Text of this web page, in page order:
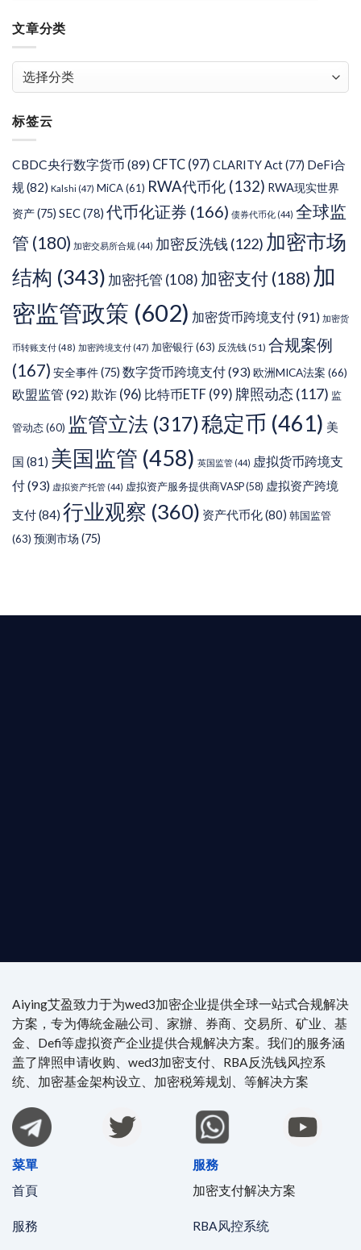
文章分类
类
标签云
CBDC央行数字货币 (89) CFTC (97) CLARITY Act(77) DeFi合
规(82) Kalshi (47) MiCA(61) RWA代币化 (132) RWA现实世界
资产(75) SEC(78) 代币化证券 (166) 债券代币化 (44) 全球监
管 (180) 加密交易所合规 (44) 加密反洗钱 (122) 加密市场
结构 (343) 加密托管 (108) 加密支付 (188) 加
密监管政策 (602) 加密货币跨境支付(91) 加密货
币转账支付 (48) 加密跨境支付 (47) 加密银行(63) 反洗钱(51) 合规案例
(167) 安全事件(75) 数字货币跨境支付(93)欧洲MICA法案 (66)
欧盟监管 (92)欺诈 (96) 比特币ETF (99) 牌照动态 (117) 监
管动态(60) 监管立法 (317)稳定币 (461) 美
国 (81) 美国监管 (458) 英国监管 (44) 虚拟货币跨境支
付(93) 虚拟资产托管 (44) 虚拟资产服务提供商VASP(58) 虚拟资产跨境
支付(84) 行业观察 (360) 资产代币化(80) 韩国监管
(63) 预测市场 (75)
Aiying艾盈致力于为wed3加密企业提供全球一站式合规解决
方案，专为傳統金融公司、家辦、券商、交易所、矿业、基
金、Defi等虚拟资产企业提供合规解决方案。我们的服务涵
盖了牌照申请收购、wed3加密支付、RBA反洗钱风控系
统、加密基金架构设立、加密税筹规划、等解决方案
菜單
首頁
服務
服務
加密支付解决方案
RBA风控系统